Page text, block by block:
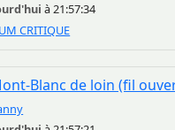
à 21:57:34
CRITIQUE
Blanc de loin (fil